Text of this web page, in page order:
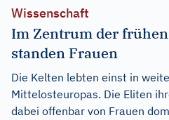
Wissenschaft
Im Zentrum der
standen Frauen
Die Kelten lebten einst in
Mittelosteuropas. Die Eliten
dabei offenbar von Frauen